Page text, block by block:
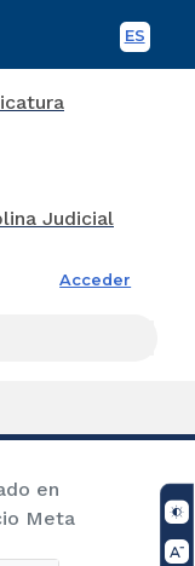
ES
Acceder
en
Meta